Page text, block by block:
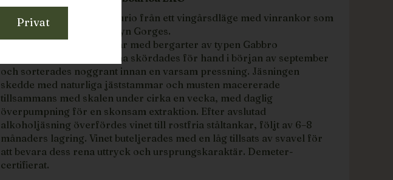
VINODLING:
100% Arbourio från ett vingårsdläge med vinrankor som
är 45+ år gamla utanför byn Gorges.
Steniga jordar med bergarter av typen Gabbro
Druvorna skördades för hand i början av september
och sorterades noggrant innan en varsam pressning. Jäsningen
skedde med naturliga jäststammar och musten macererade
tillsammans med skalen under cirka en vecka, med daglig
överpumpning för en skonsam extraktion. Efter avslutad
alkoholjäsning överfördes vinet till rostfria ståltankar, följt av 6–8
månaders lagring. Vinet buteljerades med en låg tillsats av svavel för
att bevara dess rena uttryck och ursprungskaraktär. Demeter-
certifierat.
Privat